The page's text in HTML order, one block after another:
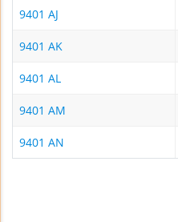
9401 AJ
9401 AK
9401 AL
9401 AM
9401 AN